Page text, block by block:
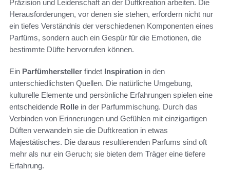
Präzision und Leidenschaft an der Duftkreation arbeiten. Die
Herausforderungen, vor denen sie stehen, erfordern nicht nur
ein tiefes Verständnis der verschiedenen Komponenten eines
Parfüms, sondern auch ein Gespür für die Emotionen, die
bestimmte Düfte hervorrufen können.
Ein Parfümhersteller findet Inspiration in den
unterschiedlichsten Quellen. Die natürliche Umgebung,
kulturelle Elemente und persönliche Erfahrungen spielen eine
entscheidende Rolle in der Parfummischung. Durch das
Verbinden von Erinnerungen und Gefühlen mit einzigartigen
Düften verwandeln sie die Duftkreation in etwas
Majestätisches. Die daraus resultierenden Parfums sind oft
mehr als nur ein Geruch; sie bieten dem Träger eine tiefere
Erfahrung.